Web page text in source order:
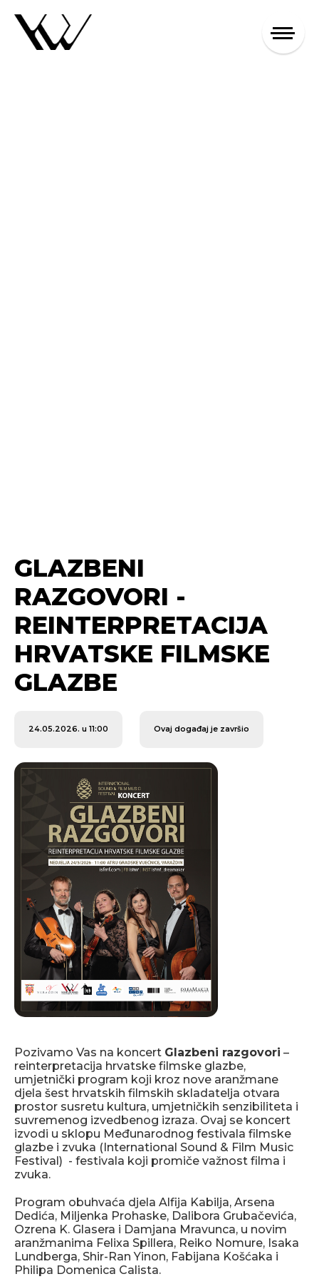
GLAZBENI
RAZGOVORI -
REINTERPRETACIJA
HRVATSKE FILMSKE
GLAZBE
24.05.2026. u 11:00 Ovaj događaj je završio
Pozivamo Vas na koncert Glazbeni razgovori –
reinterpretacija hrvatske filmske glazbe,
umjetnički program koji kroz nove aranžmane
djela šest hrvatskih filmskih skladatelja otvara
prostor susretu kultura, umjetničkih senzibiliteta i
suvremenog izvedbenog izraza. Ovaj se koncert
izvodi u sklopu Međunarodnog festivala filmske
glazbe i zvuka (International Sound & Film Music
Festival) - festivala koji promiče važnost filma i
zvuka.
Program obuhvaća djela Alfija Kabilja, Arsena
Dedića, Miljenka Prohaske, Dalibora Grubačevića,
Ozrena K. Glasera i Damjana Mravunca, u novim
aranžmanima Felixa Spillera, Reiko Nomure, Isaka
Lundberga, Shir-Ran Yinon, Fabijana Košćaka i
Philipa Domenica Calista.